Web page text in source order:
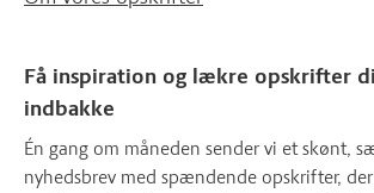
Få inspiration og lækre opskrifter
indbakke
Én gang om måneden sender vi et skønt,
nyhedsbrev med spændende opskrifter,